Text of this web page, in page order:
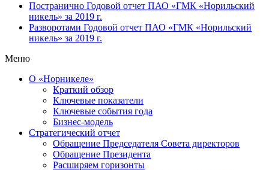
Постранично Годовой отчет ПАО «ГМК «Норильский
никель» за 2019 г.
Разворотами Годовой отчет ПАО «ГМК «Норильский
никель» за 2019 г.
Меню
О «Норникеле»
Краткий обзор
Ключевые показатели
Ключевые события года
Бизнес-модель
Стратегический отчет
Обращение Председателя Совета директоров
Обращение Президента
Расширяем горизонты